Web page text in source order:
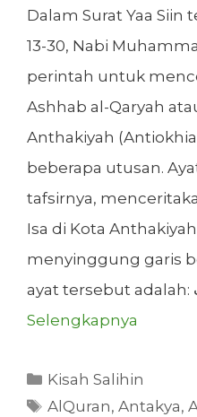
Dalam Surat Yaa Siin
13-30, Nabi
perintah untuk
Ashhab al-Qaryah
Anthakiyah
beberapa utusan.
tafsirnya,
Isa di Kota
menyinggung garis
Selengkapnya
Kategori
Kisah Salihin
Tag
AlQuran,Antakya,